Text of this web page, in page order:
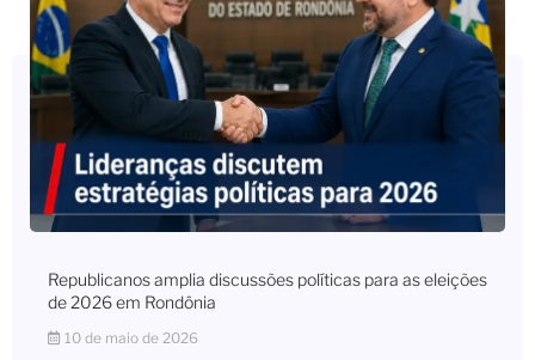
Republicanos amplia discussões políticas para as eleições
de 2026 em Rondônia
10 de maio de 2026